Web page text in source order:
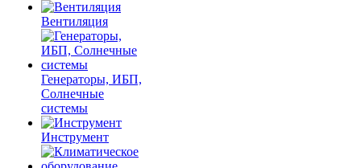
Вентиляция
Генераторы, ИБП,
Солнечные
системы
Инструмент